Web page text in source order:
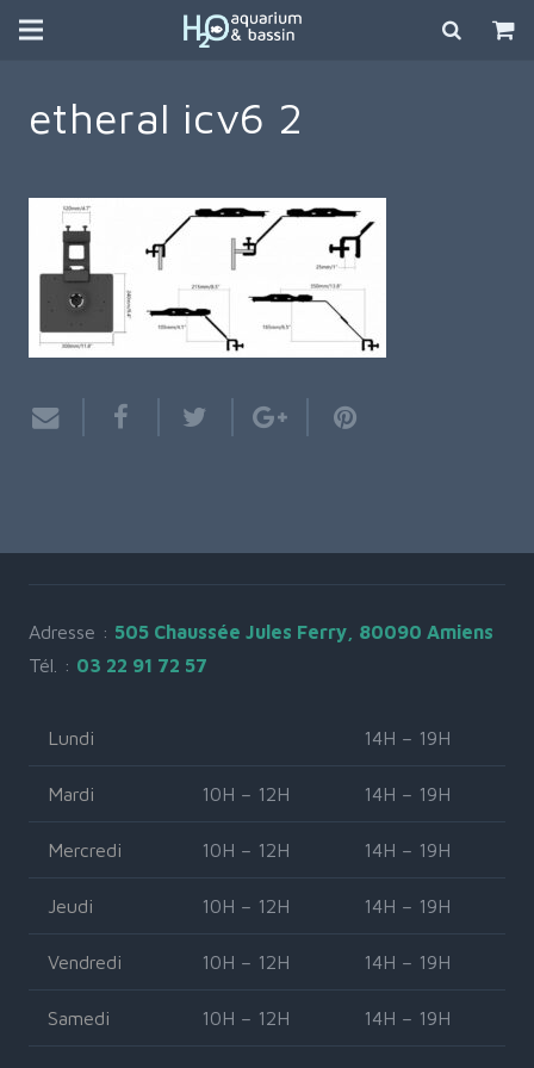
etheral icv6 2
Adresse : 505 Chaussée Jules Ferry, 80090 Amiens
Tél. : 03 22 91 72 57
Lundi 14H – 19H
Mardi 10H – 12H 14H – 19H
Mercredi 10H – 12H 14H – 19H
Jeudi 10H – 12H 14H – 19H
Vendredi 10H – 12H 14H – 19H
Samedi 10H – 12H 14H – 19H